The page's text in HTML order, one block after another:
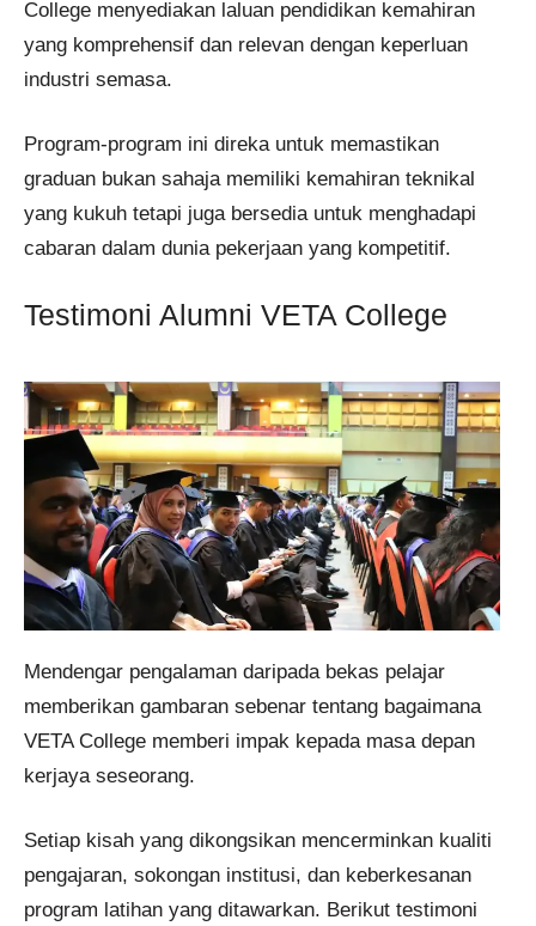
College menyediakan laluan pendidikan kemahiran
yang komprehensif dan relevan dengan keperluan
industri semasa.
Program-program ini direka untuk memastikan
graduan bukan sahaja memiliki kemahiran teknikal
yang kukuh tetapi juga bersedia untuk menghadapi
cabaran dalam dunia pekerjaan yang kompetitif.
Testimoni Alumni VETA College
Mendengar pengalaman daripada bekas pelajar
memberikan gambaran sebenar tentang bagaimana
VETA College memberi impak kepada masa depan
kerjaya seseorang.
Setiap kisah yang dikongsikan mencerminkan kualiti
pengajaran, sokongan institusi, dan keberkesanan
program latihan yang ditawarkan. Berikut testimoni